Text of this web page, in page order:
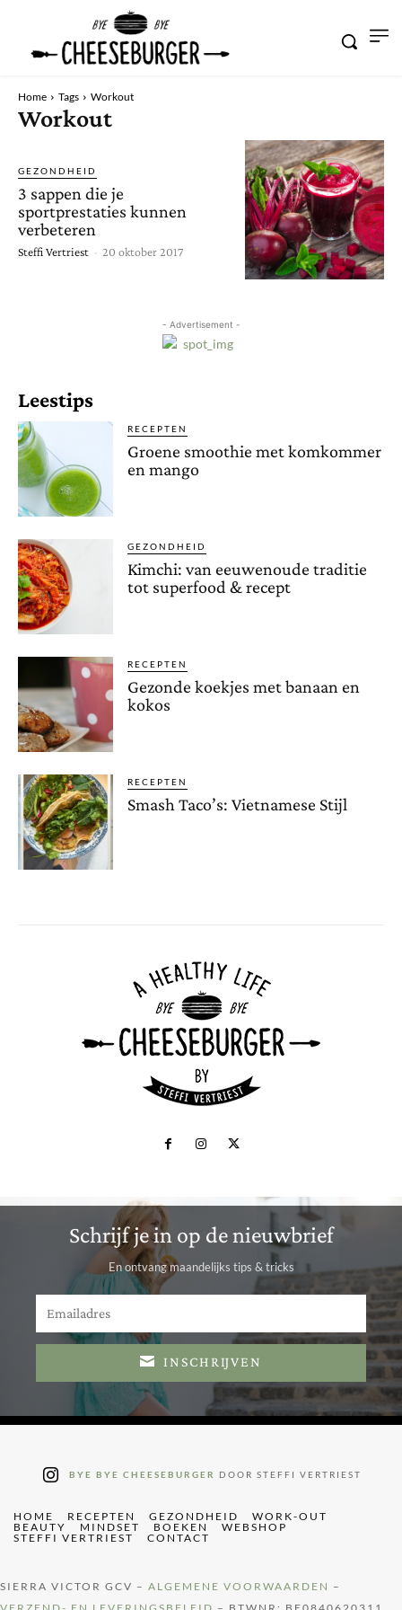
Home Tags Workout
Workout
GEZONDHEID
3 sappen die je
sportprestaties kunnen
verbeteren
Steffi Vertriest - 20 oktober 2017
- Advertisement -
Leestips
RECEPTEN
Groene smoothie met komkommer
en mango
GEZONDHEID
Kimchi: van eeuwenoude traditie
tot superfood & recept
RECEPTEN
Gezonde koekjes met banaan en
kokos
RECEPTEN
Smash Taco’s: Vietnamese Stijl
Schrijf je in op de nieuwbrief
En ontvang maandelijks tips & tricks
INSCHRIJVEN
BYE BYE CHEESEBURGER DOOR STEFFI VERTRIEST
HOME RECEPTEN GEZONDHEID
WORK-OUT
BEAUTY
MINDSET BOEKEN
WEBSHOP
STEFFI VERTRIEST
CONTACT
SIERRA VICTOR GCV – ALGEMENE VOORWAARDEN –